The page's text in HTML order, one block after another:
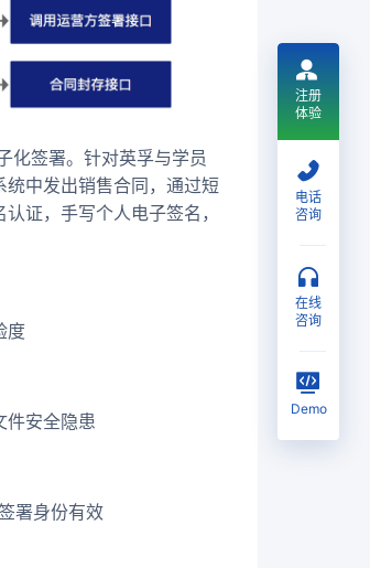
化签署。针对英孚与学员
中发出销售合同，通过短
证，手写个人电子签名，
度
件安全隐患
署身份有效
注册
体验
电话
咨询
在线
咨询
Demo